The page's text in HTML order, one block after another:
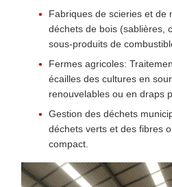
Fabriques de scieries et de
déchets de bois (sablières,
sous-produits de
Fermes agricoles:
écailles des cultures en
renouvelables ou en draps
Gestion des déchets
déchets verts et des fibres
compact.